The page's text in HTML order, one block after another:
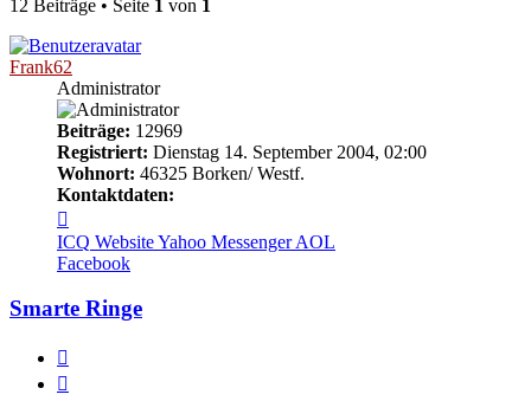
12 Beiträge • Seite 1 von 1
Frank62
Administrator
Beiträge: 12969
Registriert: Dienstag 14. September 2004, 02:00
Wohnort: 46325 Borken/ Westf.
Kontaktdaten:
von
Frank62
ICQ WebsiteYahoo Messenger AOL
Facebook
Smarte Ringe